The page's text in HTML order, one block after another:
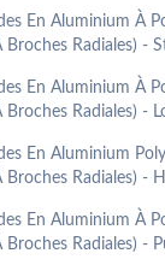
En Aluminium À
Radiales) -
En Aluminium À
Radiales) -
En Aluminium
Radiales) -
En Aluminium À
Radiales) -